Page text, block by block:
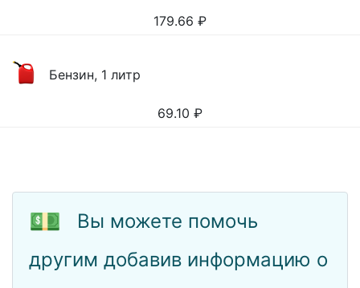
179.66 ₽
Бензин, 1 литр
69.10 ₽
💵
Вы можете помочь
другим добавив информацию о